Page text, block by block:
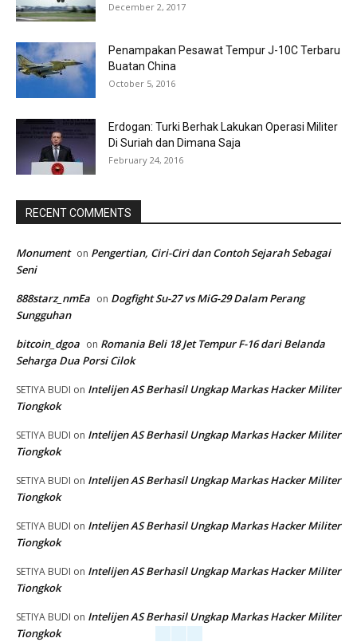
December 2, 2017
Penampakan Pesawat Tempur J-10C Terbaru
Buatan China
October 5, 2016
Erdogan: Turki Berhak Lakukan Operasi Militer
Di Suriah dan Dimana Saja
February 24, 2016
RECENT COMMENTS
Monument on Pengertian, Ciri-Ciri dan Contoh Sejarah Sebagai
Seni
888starz_nmEa on Dogfight Su-27 vs MiG-29 Dalam Perang
Sungguhan
bitcoin_dgoa on Romania Beli 18 Jet Tempur F-16 dari Belanda
Seharga Dua Porsi Cilok
SETIYA BUDI on Intelijen AS Berhasil Ungkap Markas Hacker Militer
Tiongkok
SETIYA BUDI on Intelijen AS Berhasil Ungkap Markas Hacker Militer
Tiongkok
SETIYA BUDI on Intelijen AS Berhasil Ungkap Markas Hacker Militer
Tiongkok
SETIYA BUDI on Intelijen AS Berhasil Ungkap Markas Hacker Militer
Tiongkok
SETIYA BUDI on Intelijen AS Berhasil Ungkap Markas Hacker Militer
Tiongkok
SETIYA BUDI on Intelijen AS Berhasil Ungkap Markas Hacker Militer
Tiongkok